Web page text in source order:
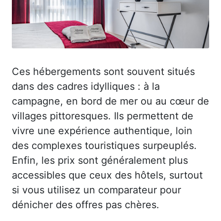
Ces hébergements sont souvent situés
dans des cadres idylliques : à la
campagne, en bord de mer ou au cœur de
villages pittoresques. Ils permettent de
vivre une expérience authentique, loin
des complexes touristiques surpeuplés.
Enfin, les prix sont généralement plus
accessibles que ceux des hôtels, surtout
si vous utilisez un comparateur pour
dénicher des offres pas chères.